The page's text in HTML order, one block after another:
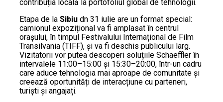
contribuția locală la portofoliul global de tehnologii.
Etapa de la Sibiu dn 31 iulie are un format special:
camionul expozițional va fi amplasat în centrul
orașului, în timpul Festivalului Internațional de Film
Transilvania (TIFF), și va fi deschis publicului larg.
Vizitatorii vor putea descoperi soluțiile Schaeffler în
intervalele 11:00–15:00 și 15:30–20:00, într-un cadru
care aduce tehnologia mai aproape de comunitate și
creează oportunități de interacțiune cu parteneri,
turiști și angajați.